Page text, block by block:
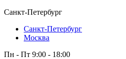
Санкт-Петербург
Санкт-Петербург
Москва
Пн - Пт 9:00 - 18:00